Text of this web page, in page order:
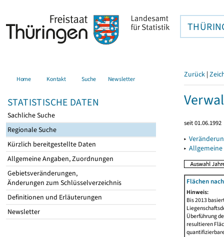
Home Kontakt Suche Newsletter
STATISTISCHE DATEN
Sachliche Suche
Regionale Suche
Kürzlich bereitgestellte Daten
Allgemeine Angaben, Zuordnungen
Gebietsveränderungen,
Änderungen zum Schlüsselverzeichnis
Definitionen und Erläuterungen
Newsletter
Zurück |
seit 01.06.1992
▸
▸
Flächen
Hinweis:
Bis 2013
Überführung
resultieren